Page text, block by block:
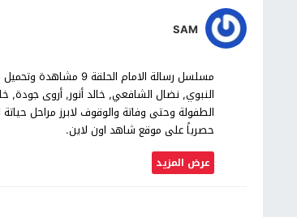
SAM
النبوي, نضال الشافعي, خالد أنور, أروى
حصرياً على موقع شاهد اون لاين.
عرض المزيد